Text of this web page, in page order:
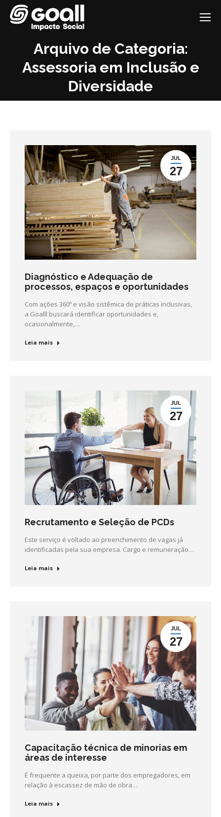
Pular
para
Arquivo de Categoria:
Assessoria em Inclusão e
Diversidade
Você está aqui:
JUL
27
Diagnóstico e Adequação de
processos, espaços e oportunidades
Com ações 360º e visão sistêmica de práticas inclusivas,
a Goalll buscará identificar oportunidades e,
ocasionalmente,…
Leia mais
JUL
27
Recrutamento e Seleção de PCDs
Este serviço é voltado ao preenchimento de vagas já
identificadas pela sua empresa. Cargo e remuneração…
Leia mais
JUL
27
Capacitação técnica de minorias em
áreas de interesse
É frequente a queixa, por parte dos empregadores, em
relação à escassez de mão de obra…
Leia mais